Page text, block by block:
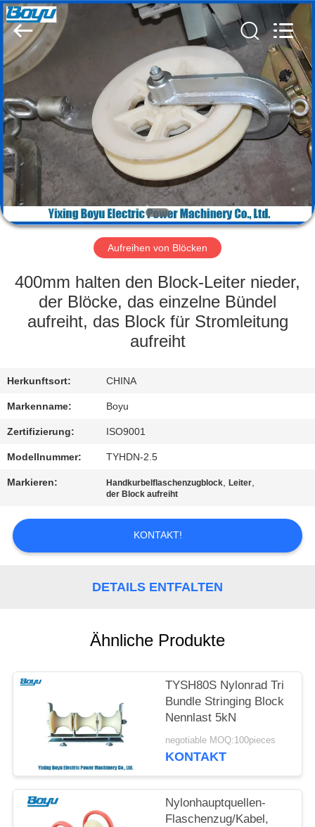
HAUS
PRODUKTE
ÜBER
UNS
FABRIK-
AUSFLUG
QUALITÄTSKONTROLLE
MIT
UNS
IN
VERBINDUNG
NACHRICHTEN
FORDERN
PRIVACY
POLICY
Boyu
Electric
Power
Machinery
Co.,LTD.
Rights
Reserved.
Aufreihen von Blöcken
400mm halten den Block-Leiter nieder,
der Blöcke, das einzelne Bündel
aufreiht, das Block für Stromleitung
aufreiht
Herkunftsort: CHINA
Markenname: Boyu
Zertifizierung: ISO9001
Modellnummer: TYHDN-2.5
Markieren: Handkurbelflaschenzugblock,Leiter,
der Block aufreiht
KONTAKT!
DETAILS ENTFALTEN
Ähnliche Produkte
TYSH80S Nylonrad Tri
Bundle Stringing Block
Nennlast 5kN
negotiable MOQ:100pieces
KONTAKT
Nylonhauptquellen-
Flaschenzug/Kabel,